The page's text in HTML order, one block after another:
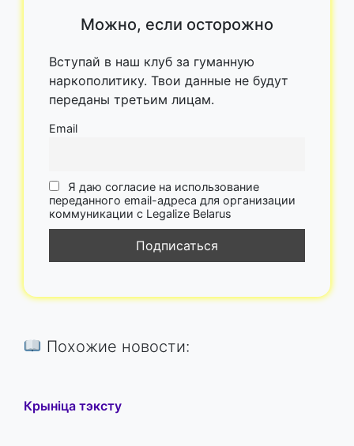
Можно, если осторожно
Вступай в наш клуб за гуманную
наркополитику. Твои данные не будут
переданы третьим лицам.
Email
Я даю согласие на использование
переданного email-адреса для организации
коммуникации с Legalize Belarus
Похожие новости:
Крыніца тэксту